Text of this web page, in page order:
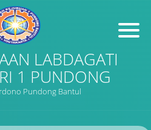
LABDAGATI
1 PUNDONG
Pundong Bantul